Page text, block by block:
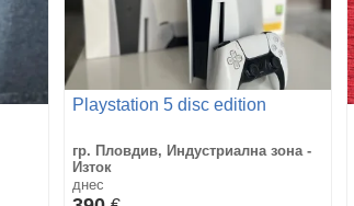
Playstation 5 disc edition
гр. Пловдив, Индустриална зона -
Изток
днес